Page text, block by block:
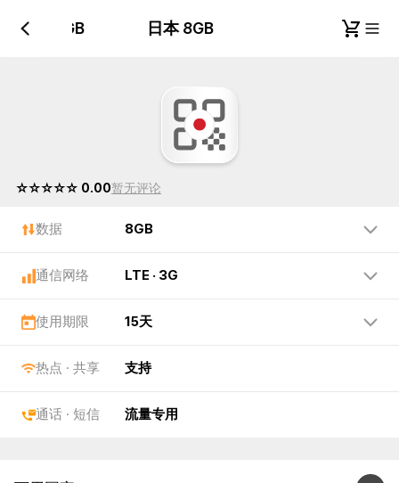
日本 8GB 日本 8GB
☆☆☆☆☆ 0.00暂无评论
数据 8GB
通信网络 LTE · 3G
使用期限 15天
热点 · 共享 支持
通话 · 短信 流量专用